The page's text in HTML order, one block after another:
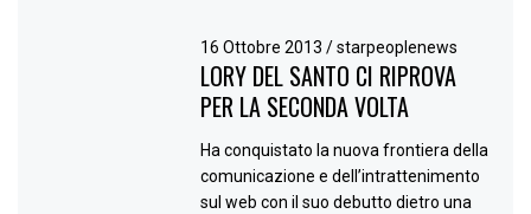
16 Ottobre 2013/ starpeoplenews
LORY DEL SANTO CI RIPROVA
PER LA SECONDA VOLTA
Ha conquistato la nuova frontiera della
comunicazione e dell’intrattenimento
sul web con il suo debutto dietro una